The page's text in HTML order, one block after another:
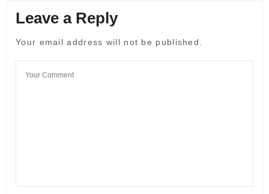
Leave a Reply
Your email address will not be published.